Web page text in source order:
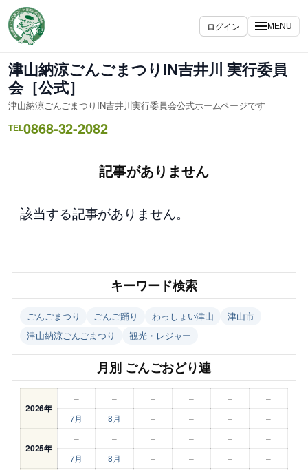
容
を
ス
キ
ッ
プ
ログイン MENU
津山納涼ごんごまつりIN吉井川 実行委員
会［公式］
津山納涼ごんごまつりIN吉井川実行委員会公式ホームページです
TEL0868-32-2082
記事がありません
該当する記事がありません。
キーワード検索
ごんごまつり ごんご踊り わっしょい津山
津山市
津山納涼ごんごまつり
観光・レジャー
月別 ごんごおどり連
2026年
– – – – –
–
7月
8月 – – – –
2025年
– – – – –
–
7月
8月 – – – –